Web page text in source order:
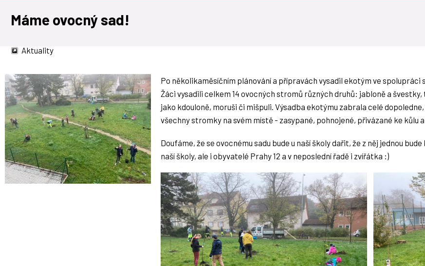
Máme ovocný sad!
Aktuality
Po několikaměsíčním plánování a přípravách vysadil ekotým ve spolupráci
Žáci vysadili celkem 14 ovocných stromů různých druhů: jabloně a
jako kdouloně, moruši či mišpuli. Výsadba ekotýmu zabrala celé
všechny stromky na svém místě - zasypané, pohnojené, přivázané ke kůlu
Doufáme, že se ovocnému sadu bude u naší školy dařit, že z něj jednou
naší školy, ale i obyvatelé Prahy 12 a v neposlední řadě i zvířátka :)